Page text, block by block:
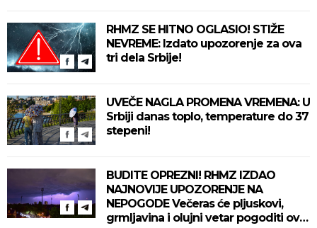
RHMZ SE HITNO OGLASIO! STIŽE
NEVREME: Izdato upozorenje za ova
tri dela Srbije!
UVEČE NAGLA PROMENA VREMENA: U
Srbiji danas toplo, temperature do 37
stepeni!
BUDITE OPREZNI! RHMZ IZDAO
NAJNOVIJE UPOZORENJE NA
NEPOGODE Večeras će pljuskovi,
grmljavina i olujni vetar pogoditi ove